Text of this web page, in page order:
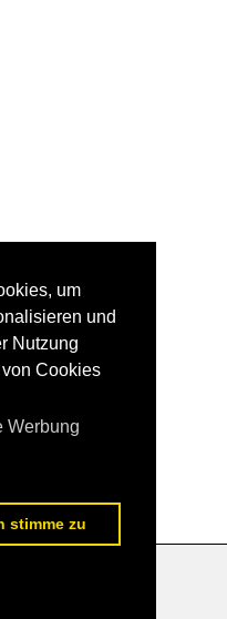
um
und
Nutzung
Cookies
Werbung
stimme zu